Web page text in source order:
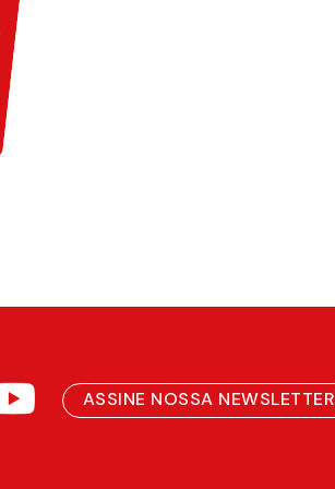
ASSINE NOSSA NEWSLETTER